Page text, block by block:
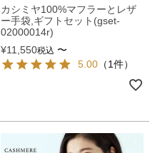
カシミヤ100%マフラーとレザ
ー手袋,ギフトセット(gset-
02000014r)
¥11,550税込 〜
5.00 （1件）